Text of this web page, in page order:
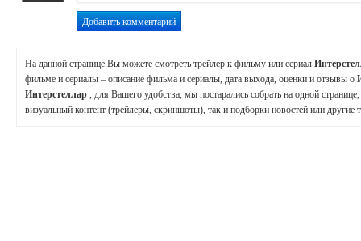
На данной странице Вы можете смотреть трейлер к фильму или сериал
фильме и сериалы – описание фильма и сериалы, дата выхода, оценки и отзывы о
Интерстеллар , для Вашего удобства, мы постарались собрать на одной
визуальный контент (трейлеры, скриншоты), так и подборки новостей или другие